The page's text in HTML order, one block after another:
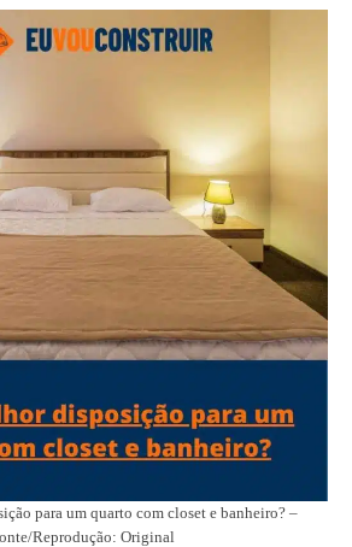
para um quarto com closet e banheiro? –
Reprodução: Original